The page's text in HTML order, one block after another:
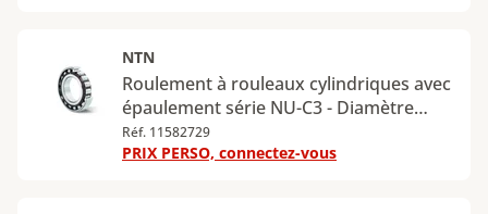
kN
NTN
Roulement à rouleaux cylindriques avec
épaulement série NU-C3 - Diamètre
intérieur : 55 mm - Diamètre extérieur :
120 mm - Largeur : 29 mm - Charge
Réf. 11582729
PRIX PERSO, connectez-vous